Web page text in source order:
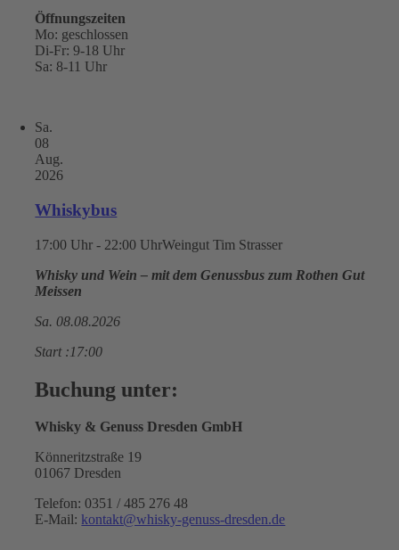
Öffnungszeiten
Mo: geschlossen
Di-Fr: 9-18 Uhr
Sa: 8-11 Uhr
Sa.
08
Aug.
2026
Whiskybus
17:00 Uhr - 22:00 UhrWeingut Tim Strasser
Whisky und Wein – mit dem Genussbus zum Rothen Gut
Meissen
Sa. 08.08.2026
Start :17:00
Buchung unter:
Whisky & Genuss Dresden GmbH
Könneritzstraße 19
01067 Dresden
Telefon: 0351 / 485 276 48
E-Mail: kontakt@whisky-genuss-dresden.de